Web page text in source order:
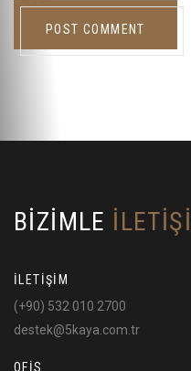
POST COMMENT
BİZİMLE
İLETİŞİM
(+90) 532 010 2700
destek@5kaya.com.tr
OFİS